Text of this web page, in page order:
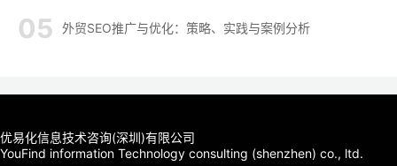
外贸SEO推广与优化：策略、实践与案例分析
优易化信息技术咨询(深圳)有限公司
YouFind information Technology consulting (shenzhen) co., ltd.